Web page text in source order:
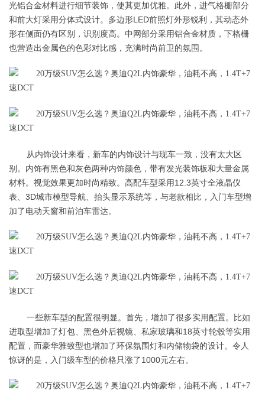
光铝合金材料进行细节装饰，使其更加优雅。此外，进气格栅部分
和前大灯采用分体式设计。多边形LED前照灯外形锐利，其动态外
形在侧面仍有区别，识别度高。中网部分采用铝合金材质，下格栅
也营造出金属色的色彩对比感，充满时尚前卫的氛围。
从内饰设计来看，新车的内饰设计与现车一致，没有太大区
别。内饰有黑色和灰色两种内饰颜色，带有发光装饰板和大量金属
材料。视觉效果更加时尚精致。高配车型采用12.3英寸全液晶仪
表、3D城市模型导航、抬头显示系统等，与老款相比，入门车型增
加了电动天窗和前泊车雷达。
一些新车型的配置很明显。首先，增加了很多实用配置。比如
进取型增加了灯包、黑色外后视镜、私家玻璃和18英寸轮毂等实用
配置，而豪华雅致型也增加了环保氛围灯和内储物袋的设计。令人
惊讶的是，入门级车型的价格只涨了1000元左右。